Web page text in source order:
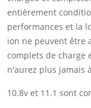
entièrement
performances et la
ion ne peuvent être
complets de charge
n'aurez plus jamais
10.8v et 11.1 sont